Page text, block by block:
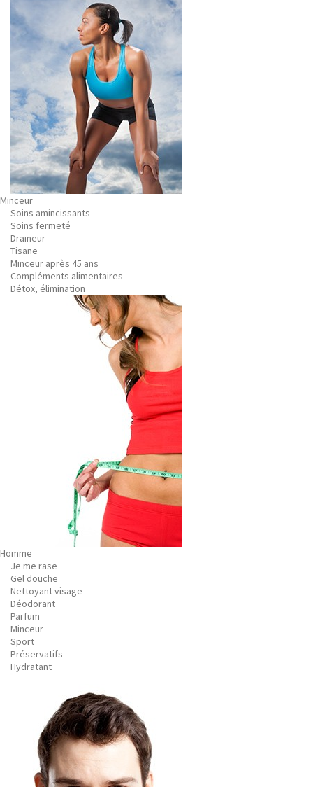
Minceur
Soins amincissants
Soins fermeté
Draineur
Tisane
Minceur après 45 ans
Compléments alimentaires
Détox, élimination
Homme
Je me rase
Gel douche
Nettoyant visage
Déodorant
Parfum
Minceur
Sport
Préservatifs
Hydratant